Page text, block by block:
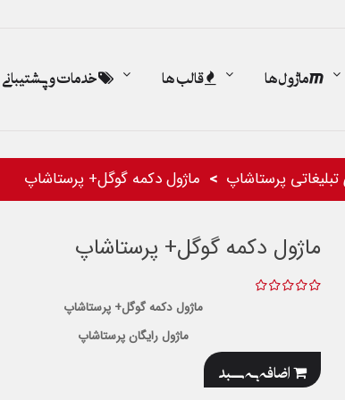
ماژول ها قالب ها خدمات و پشتیبانی
پرستاشاپ ماژول دکمه گوگل+ پرستاشاپ
ماژول دکمه گوگل+ پرستاشاپ
ماژول دکمه گوگل+ پرستاشاپ
ماژول رایگان پرستاشاپ
اضافه به سبد